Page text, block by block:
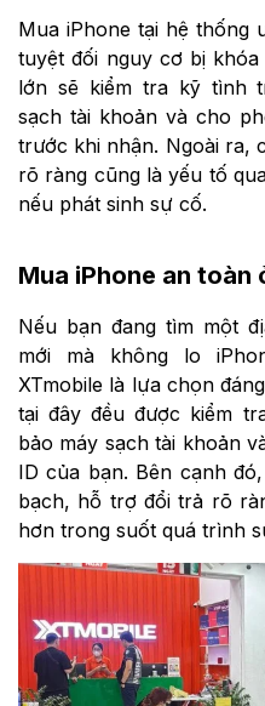
Mua iPhone tại hệ thống
tuyệt đối nguy cơ bị
lớn sẽ kiểm tra kỹ tình
sạch tài khoản và cho
trước khi nhận. Ngoài ra,
rõ ràng cũng là yếu tố
nếu phát sinh sự cố.
Mua iPhone an toàn
Nếu bạn đang tìm một
mới mà không lo
XTmobile là lựa chọn
tại đây đều được kiểm
bảo máy sạch tài khoản
ID của bạn. Bên cạnh
bạch, hỗ trợ đổi trả rõ
hơn trong suốt quá trình